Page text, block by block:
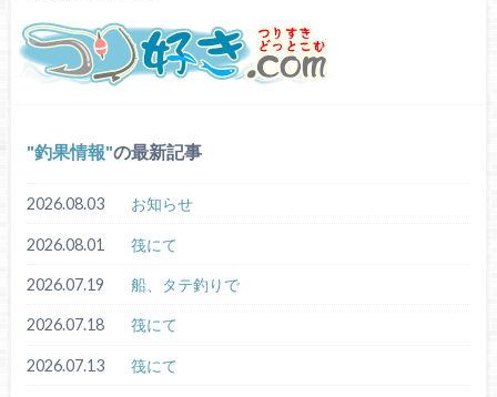
釣果情報 の最新記事
2026.08.03 お知らせ
2026.08.01 筏にて
2026.07.19 船、タテ釣りで
2026.07.18 筏にて
2026.07.13 筏にて